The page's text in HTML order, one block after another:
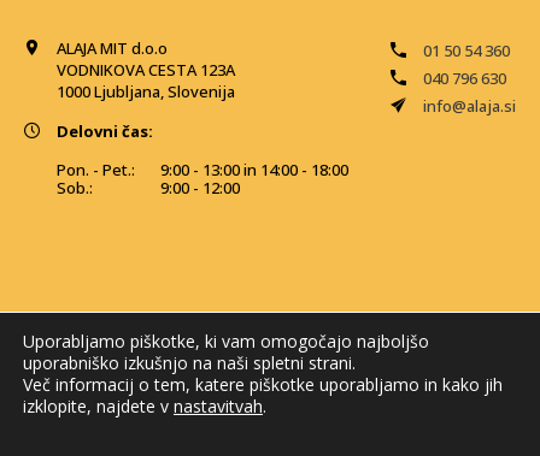
ALAJA MIT d.o.o
VODNIKOVA CESTA 123A
1000 Ljubljana, Slovenija
01 50 54 360
040 796 630
info@alaja.si
Delovni čas:
Pon. - Pet.:
Sob.:
9:00 - 13:00 in 14:00 - 18:00
9:00 - 12:00
Uporabljamo piškotke, ki vam omogočajo najboljšo
uporabniško izkušnjo na naši spletni strani.
Več informacij o tem, katere piškotke uporabljamo in kako jih
izklopite, najdete v nastavitvah.